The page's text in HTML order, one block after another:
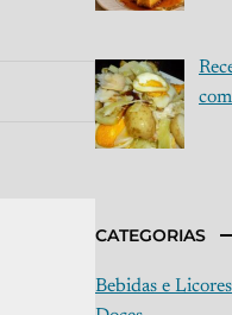
CATEGORIAS
Bebidas e Licores